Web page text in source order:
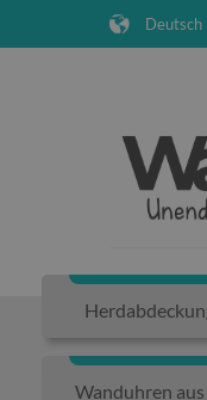
Deutsch
Wanduhren aus